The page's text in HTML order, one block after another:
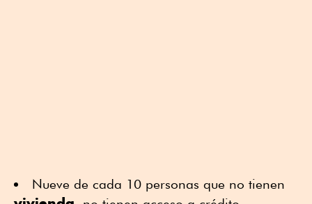
Nueve de cada 10 personas que no tienen